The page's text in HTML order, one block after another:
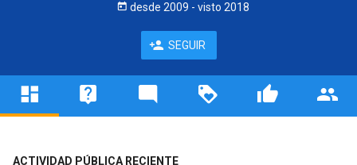
desde 2009 - visto 2018
SEGUIR
ACTIVIDAD PÚBLICA RECIENTE